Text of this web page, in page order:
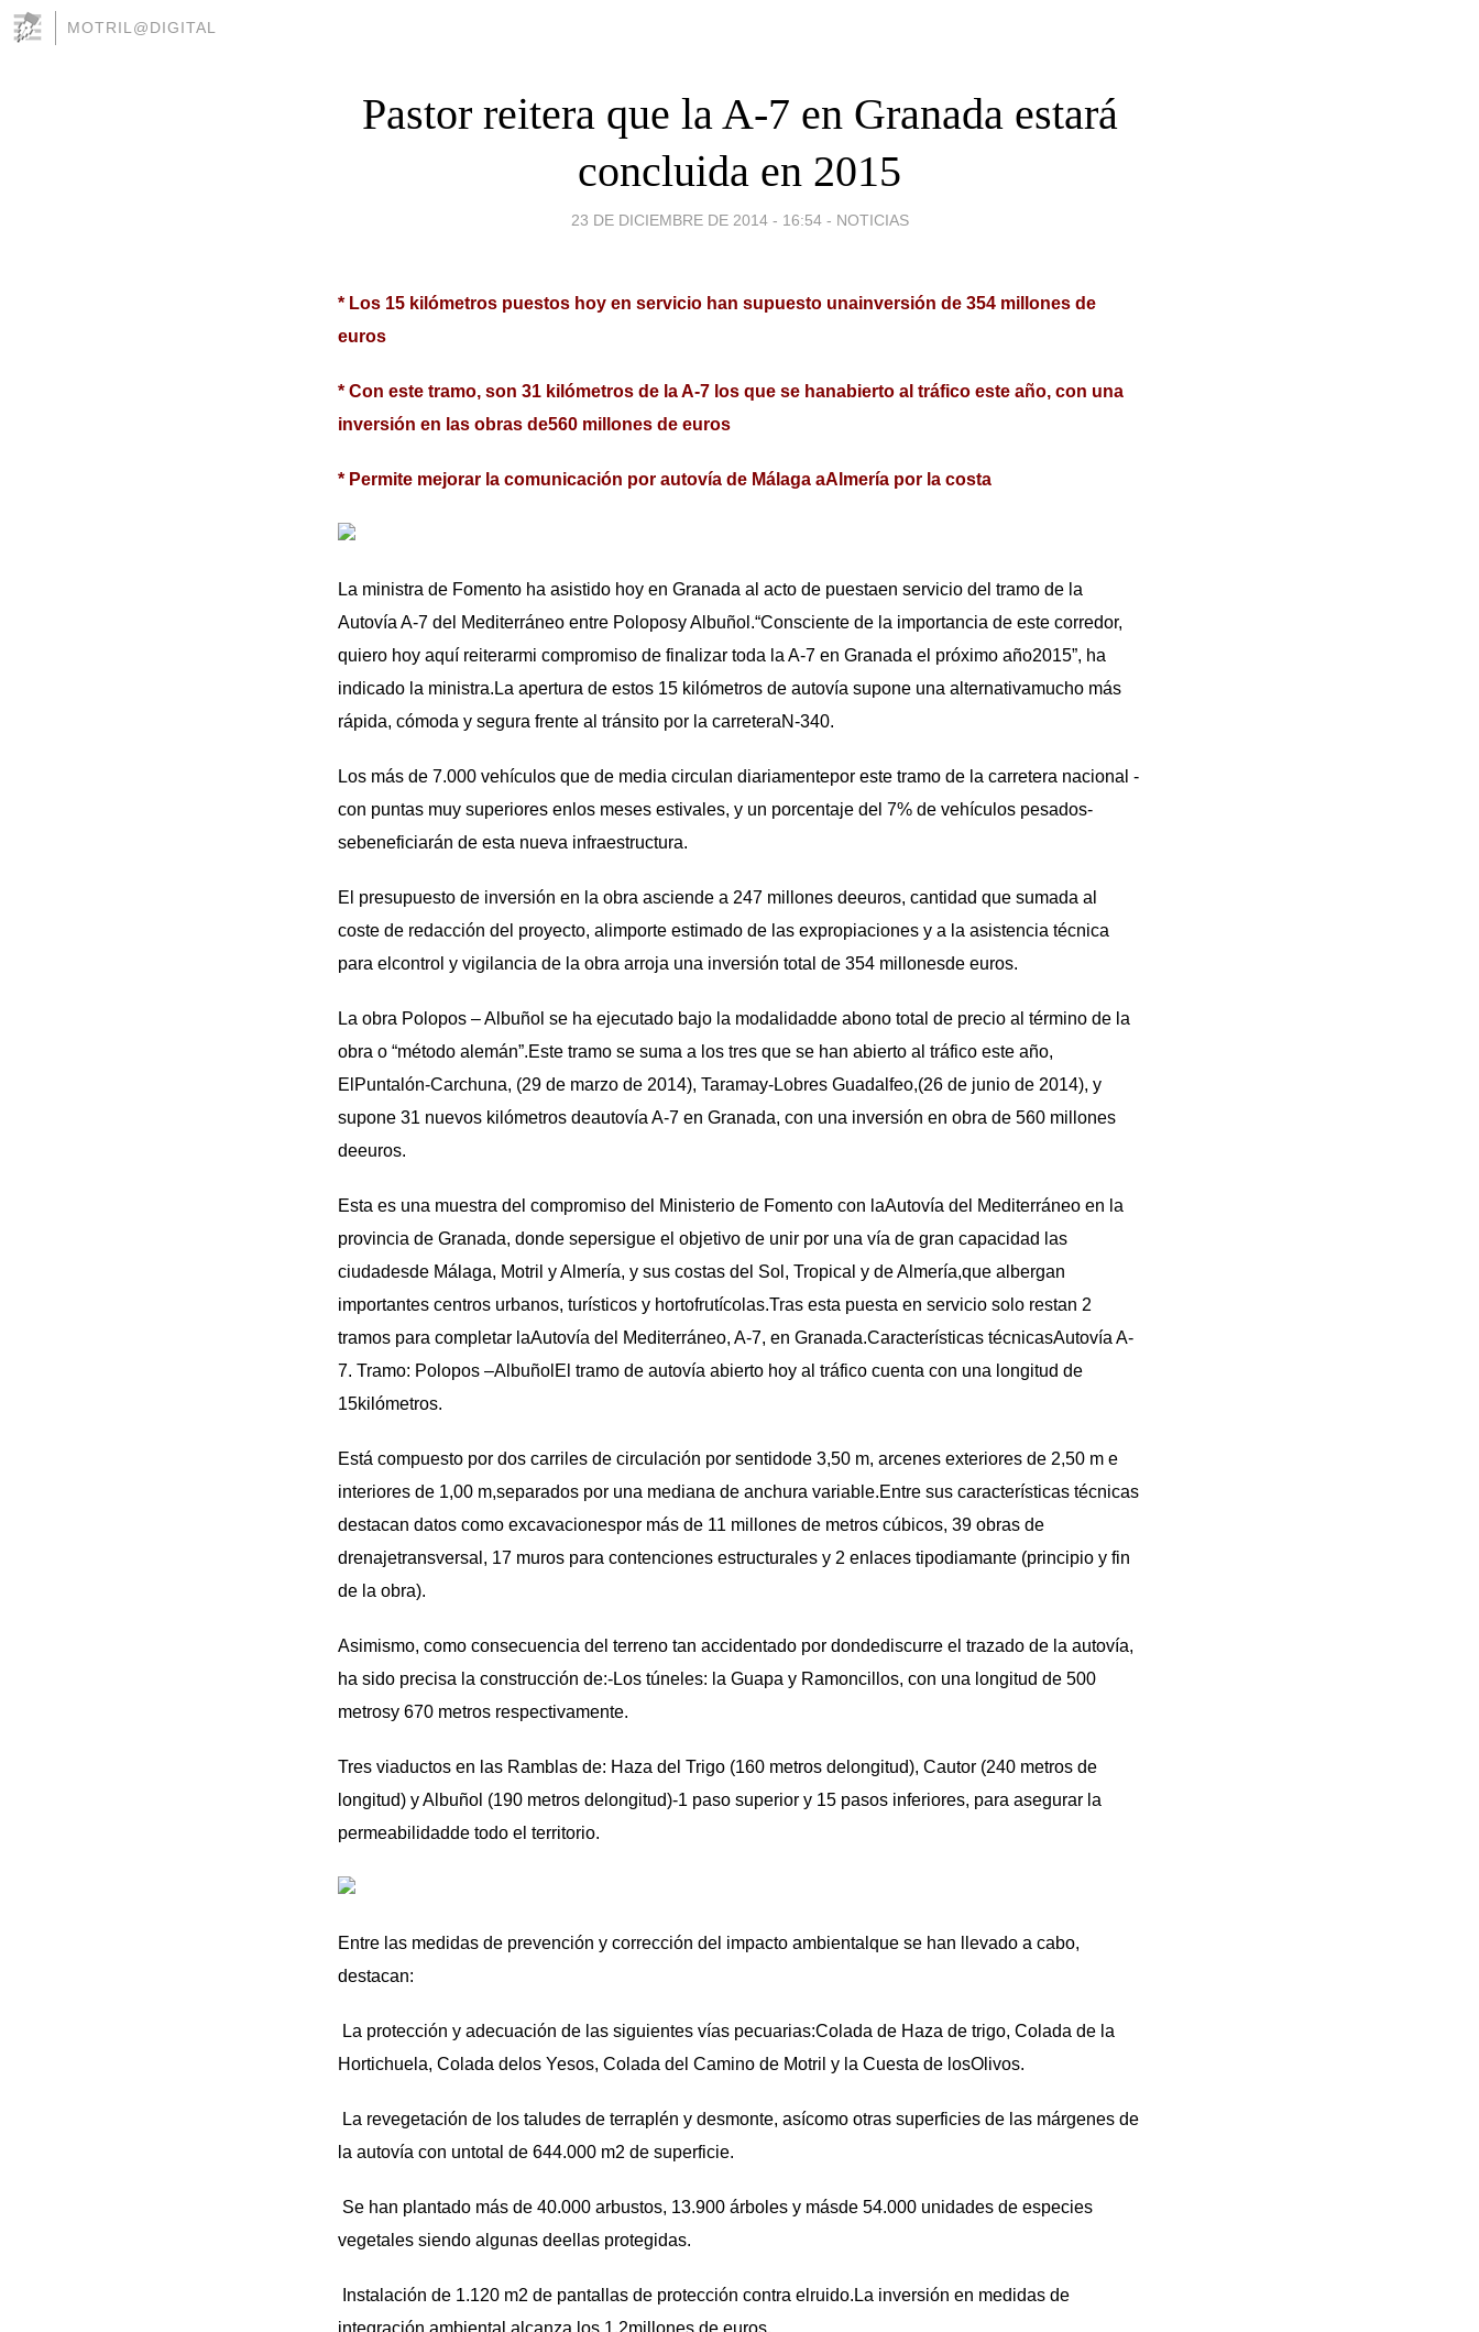
MOTRIL@DIGITAL
Pastor reitera que la A-7 en Granada estará
concluida en 2015
23 DE DICIEMBRE DE 2014 - 16:54 - NOTICIAS
* Los 15 kilómetros puestos hoy en servicio han supuesto unainversión de 354 millones de
euros
* Con este tramo, son 31 kilómetros de la A-7 los que se hanabierto al tráfico este año, con una
inversión en las obras de560 millones de euros
* Permite mejorar la comunicación por autovía de Málaga aAlmería por la costa
La ministra de Fomento ha asistido hoy en Granada al acto de puestaen servicio del tramo de la
Autovía A-7 del Mediterráneo entre Poloposy Albuñol.“Consciente de la importancia de este corredor,
quiero hoy aquí reiterarmi compromiso de finalizar toda la A-7 en Granada el próximo año2015”, ha
indicado la ministra.La apertura de estos 15 kilómetros de autovía supone una alternativamucho más
rápida, cómoda y segura frente al tránsito por la carreteraN-340.
Los más de 7.000 vehículos que de media circulan diariamentepor este tramo de la carretera nacional -
con puntas muy superiores enlos meses estivales, y un porcentaje del 7% de vehículos pesados-
sebeneficiarán de esta nueva infraestructura.
El presupuesto de inversión en la obra asciende a 247 millones deeuros, cantidad que sumada al
coste de redacción del proyecto, alimporte estimado de las expropiaciones y a la asistencia técnica
para elcontrol y vigilancia de la obra arroja una inversión total de 354 millonesde euros.
La obra Polopos – Albuñol se ha ejecutado bajo la modalidadde abono total de precio al término de la
obra o “método alemán”.Este tramo se suma a los tres que se han abierto al tráfico este año,
ElPuntalón-Carchuna, (29 de marzo de 2014), Taramay-Lobres Guadalfeo,(26 de junio de 2014), y
supone 31 nuevos kilómetros deautovía A-7 en Granada, con una inversión en obra de 560 millones
deeuros.
Esta es una muestra del compromiso del Ministerio de Fomento con laAutovía del Mediterráneo en la
provincia de Granada, donde sepersigue el objetivo de unir por una vía de gran capacidad las
ciudadesde Málaga, Motril y Almería, y sus costas del Sol, Tropical y de Almería,que albergan
importantes centros urbanos, turísticos y hortofrutícolas.Tras esta puesta en servicio solo restan 2
tramos para completar laAutovía del Mediterráneo, A-7, en Granada.Características técnicasAutovía A-
7. Tramo: Polopos –AlbuñolEl tramo de autovía abierto hoy al tráfico cuenta con una longitud de
15kilómetros.
Está compuesto por dos carriles de circulación por sentidode 3,50 m, arcenes exteriores de 2,50 m e
interiores de 1,00 m,separados por una mediana de anchura variable.Entre sus características técnicas
destacan datos como excavacionespor más de 11 millones de metros cúbicos, 39 obras de
drenajetransversal, 17 muros para contenciones estructurales y 2 enlaces tipodiamante (principio y fin
de la obra).
Asimismo, como consecuencia del terreno tan accidentado por dondediscurre el trazado de la autovía,
ha sido precisa la construcción de:-Los túneles: la Guapa y Ramoncillos, con una longitud de 500
metrosy 670 metros respectivamente.
Tres viaductos en las Ramblas de: Haza del Trigo (160 metros delongitud), Cautor (240 metros de
longitud) y Albuñol (190 metros delongitud)-1 paso superior y 15 pasos inferiores, para asegurar la
permeabilidadde todo el territorio.
Entre las medidas de prevención y corrección del impacto ambientalque se han llevado a cabo,
destacan:
La protección y adecuación de las siguientes vías pecuarias:Colada de Haza de trigo, Colada de la
Hortichuela, Colada delos Yesos, Colada del Camino de Motril y la Cuesta de losOlivos.
La revegetación de los taludes de terraplén y desmonte, asícomo otras superficies de las márgenes de
la autovía con untotal de 644.000 m2 de superficie.
Se han plantado más de 40.000 arbustos, 13.900 árboles y másde 54.000 unidades de especies
vegetales siendo algunas deellas protegidas.
Instalación de 1.120 m2 de pantallas de protección contra elruido.La inversión en medidas de
integración ambiental alcanza los 1,2millones de euros.